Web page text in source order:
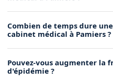
nous pour un devis gratuit
Combien de temps dure
cabinet médical à Pamiers ?
un nettoyage complet et une
Pamiers.
Pouvez-vous augmenter la
d'épidémie ?